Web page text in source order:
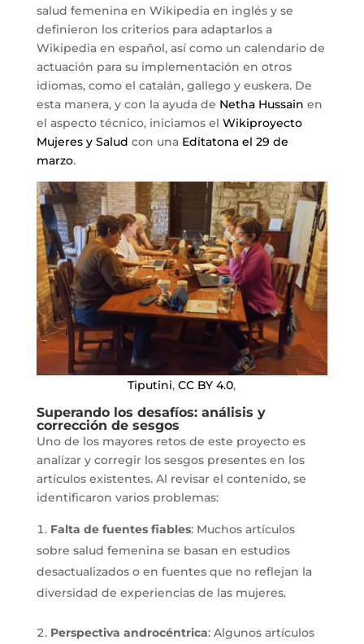
salud femenina en Wikipedia en inglés y se
definieron los criterios para adaptarlos a
Wikipedia en español, así como un calendario de
actuación para su implementación en otros
idiomas, como el catalán, gallego y euskera. De
esta manera, y con la ayuda de Netha Hussain en
el aspecto técnico, iniciamos el Wikiproyecto
Mujeres y Salud con una Editatona el 29 de
marzo.
Tiputini,CC BY 4.0,
Superando los desafíos: análisis y
corrección de sesgos
Uno de los mayores retos de este proyecto es
analizar y corregir los sesgos presentes en los
artículos existentes. Al revisar el contenido, se
identificaron varios problemas:
Falta de fuentes fiables: Muchos artículos
sobre salud femenina se basan en estudios
desactualizados o en fuentes que no reflejan la
diversidad de experiencias de las mujeres.
Perspectiva androcéntrica: Algunos artículos